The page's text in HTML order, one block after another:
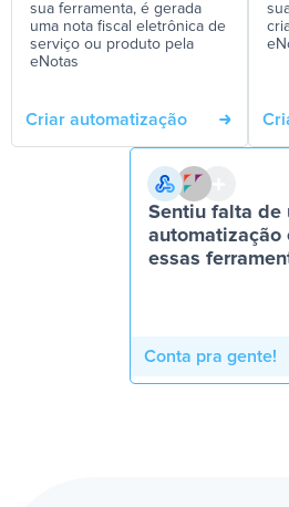
sua ferramenta, é gerada
uma nota fiscal eletrônica de
serviço ou produto pela
eNotas
Criar automatização
Sentiu falta de
automatização
essas
Conta pra gente!